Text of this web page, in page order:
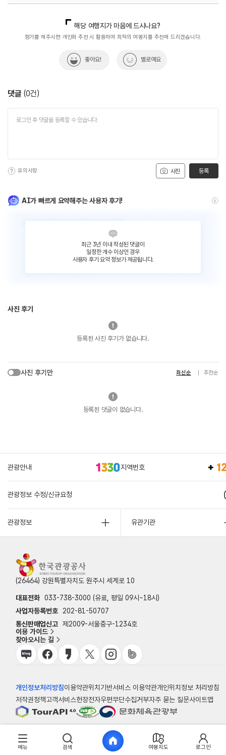
열린관광콘텐츠팀(열린관광-모두의여행)
033-738-3425
해당 여행지가 마음에 드시나요?
평가를 해주시면 개인화 추천 시 활용하여 최적의 여행지를 추천해 드리겠습니다.
좋아요! 별로예요
댓글 (0건)
사진
유의사항 등록
AI가 빠르게 요약해주는 사용자 후기!
최근 3년 이내 작성된 댓글이
일정한 개수 이상인 경우
사용자 후기 요약 정보가 제공됩니다.
사진 후기
등록된 사진 후기가 없습니다.
사진 후기만 최신순 추천순
등록된 댓글이 없습니다.
관광안내 지역번호
관광정보 수정/신규요청
관광정보 유관기관
(26464) 강원특별자치도 원주시 세계로 10
대표전화 033-738-3000 (유료, 평일 09시~18시)
사업자등록번호
202-81-50707
통신판매업신고 제2009-서울중구-1234호
이용 가이드
찾아오시는 길
개인정보처리방침이용약관위치기반서비스 이용약관개인위치정보 처리방침
저작권정책고객서비스헌장전자우편무단수집거부자주 묻는 질문사이트맵
© 한국관광공사
메뉴 검색 여행지도 로그인